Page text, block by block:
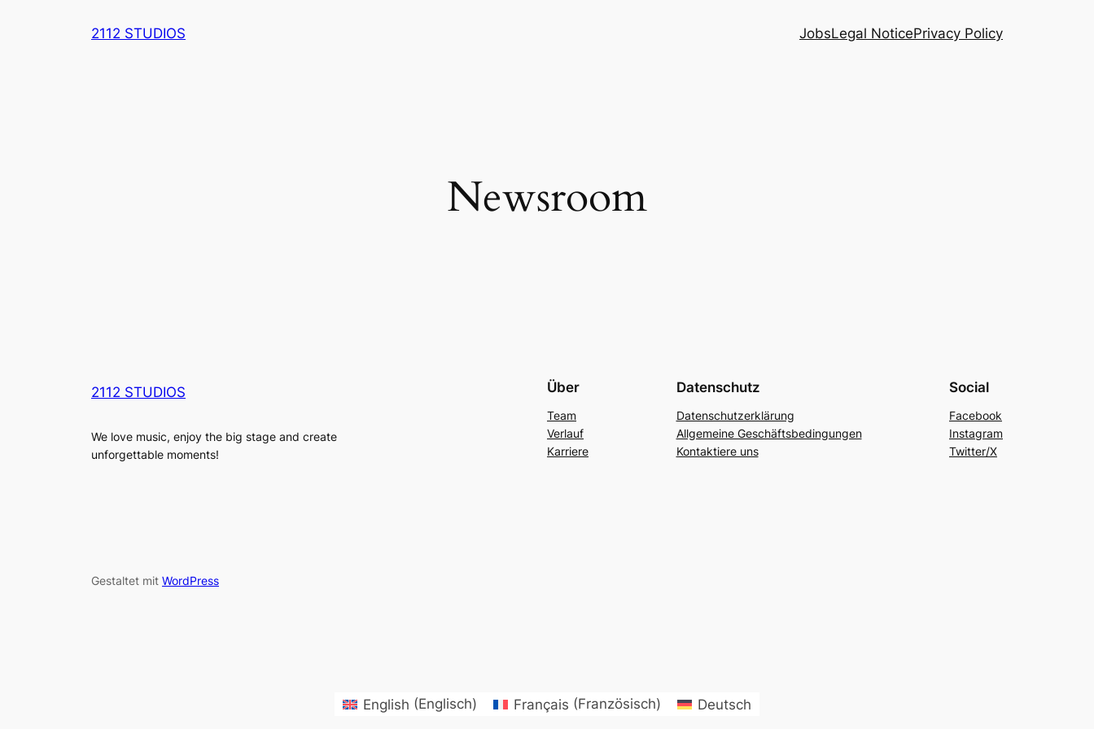
2112 STUDIOS JobsLegal NoticePrivacy Policy
Newsroom
2112 STUDIOS
We love music, enjoy the big stage and create
unforgettable moments!
Über
Team
Verlauf
Karriere
Datenschutz
Datenschutzerklärung
Allgemeine Geschäftsbedingungen
Kontaktiere uns
Social
Facebook
Instagram
Twitter/X
Gestaltet mit WordPress
English (Englisch) Français (Französisch) Deutsch